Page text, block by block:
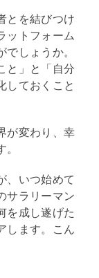
とを結びつけ
ットフォーム
しょうか。
と」と「自分
しておくこと
が変わり、幸
、いつ始めて
サラリーマン
を成し遂げた
します。こん